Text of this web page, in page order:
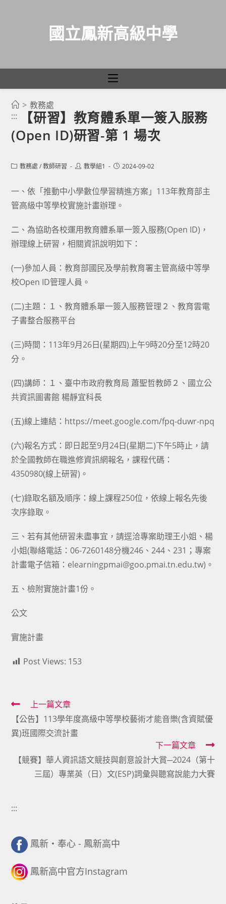
國立鳳新高級中學
> 教務處
:::
【研習】教育體系單一簽入服務
(Open ID)研習-第 1 場次
Post教務處 / 教師研習
Post教學組1
Post2024-09-02
一、依「推動中小學數位學習精進方案」113年教育部主
管高級中等學校實施計畫辦理。
二、為協助各校運用教育體系單一簽入服務(Open ID)，
辦理線上研習，相關資訊說明如下：
(一)參加人員：教育部國民及學前教育署主管高級中等學
校Open ID管理人員。
(二)主題：１、教育體系單一簽入服務管理２、教育雲電
子書整合服務平台
(三)時間：113年9月26日(星期四)上午9時20分至12時20
分。
(四)講師：１、臺中市政府教育局 蕭聖哲教師２、國立公
共資訊圖書館 楊靜宜科長
(五)線上連結：https://meet.google.com/fpq-duwr-npq
(六)報名方式：即日起至9月24日(星期二)下午5時止，請
於全國教師在職進修資訊網報名，課程代碼：
4350980(線上研習)。
(七)錄取名額及順序：線上課程250位，依線上報名先後
次序錄取。
三、若有其他研習未盡事宜，請逕洽專案助理王小姐、楊
小姐(聯絡電話：06-7260148分機246、244、231；專案
計畫電子信箱：elearningpmai@goo.pmai.tn.edu.tw)。
五、檢附實施計畫1份。
公文
實施計畫
Post Views: 153
Read
more
articles
上一篇文章
【公告】113學年度高級中等學校藝術才能音樂(含資賦優
異)班國際交流計畫
下一篇文章
【競賽】華人資訊語文競技與創意設計大賞─2024（第十
三屆）專業英（日）文(ESP)詞彙與聽寫說能力大賽
:::
鳳新・奉心 - 鳳新高中
鳳新高中官方Instagram